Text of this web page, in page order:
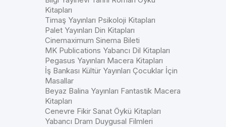
Kitapları
Timaş Yayınları Psikoloji Kitapları
Palet Yayınları Din Kitapları
Cinemaximum Sinema Bileti
MK Publications Yabancı Dil Kitapları
Pegasus Yayınları Macera Kitapları
İş Bankası Kültür Yayınları Çocuklar İçin
Masallar
Beyaz Balina Yayınları Fantastik Macera
Kitapları
Cenevre Fikir Sanat Öykü Kitapları
Yabancı Dram Duygusal Filmleri